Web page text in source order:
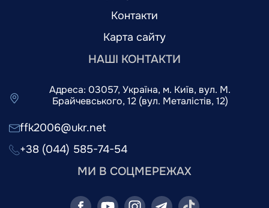
Контакти
Карта сайту
НАШІ КОНТАКТИ
Адреса: 03057, Україна, м. Київ, вул. М.
Брайчевського, 12 (вул. Металістів, 12)
ffk2006@ukr.net
+38 (044) 585-74-54
МИ В СОЦМЕРЕЖАХ